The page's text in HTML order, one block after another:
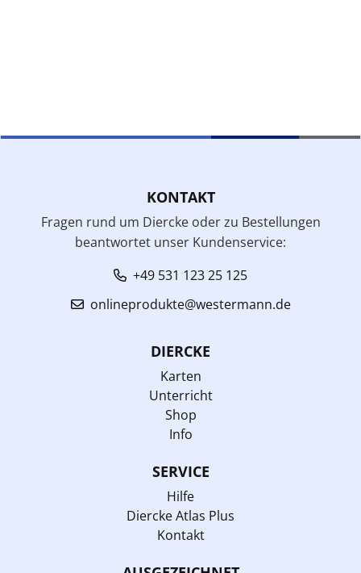
KONTAKT
Fragen rund um Diercke oder zu Bestellungen
beantwortet unser Kundenservice:
+49 531 123 25 125
onlineprodukte@westermann.de
DIERCKE
Karten
Unterricht
Shop
Info
SERVICE
Hilfe
Diercke Atlas Plus
Kontakt